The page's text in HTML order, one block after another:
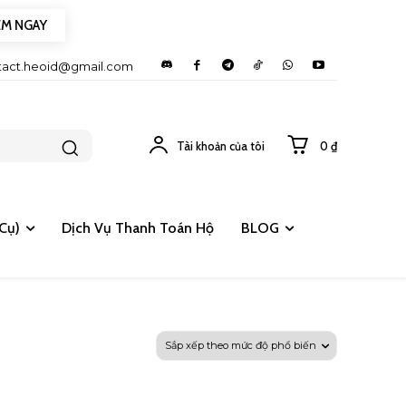
NGAY
Tài khoản của tôi 0 ₫
Dịch Vụ Thanh Toán Hộ BLOG